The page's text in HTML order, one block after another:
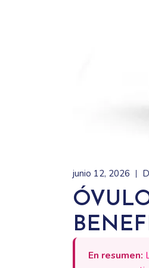
junio 12, 2026
En resumen: